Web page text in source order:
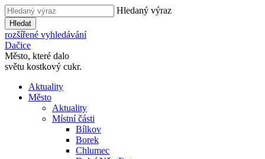
Hledaný výraz
Hledat
rozšířené vyhledávání
Dačice
Město, které dalo
světu kostkový cukr.
Aktuality
Město
Aktuality
Místní části
Bílkov
Borek
Chlumec